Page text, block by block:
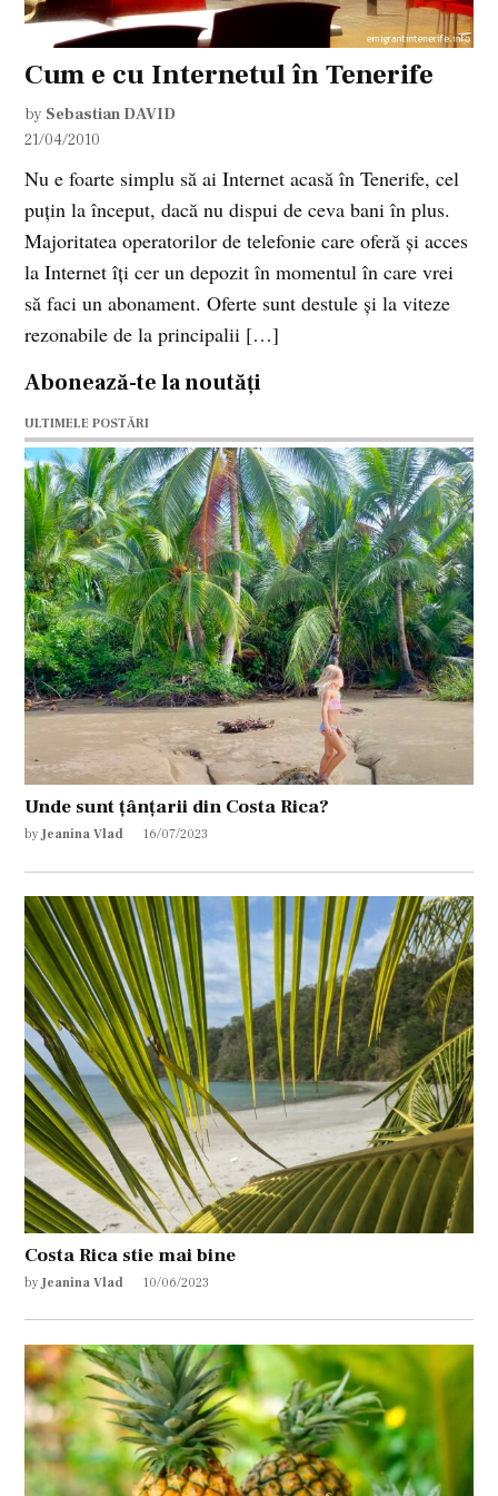
Cum e cu Internetul în Tenerife
by Sebastian DAVID
21/04/2010
Nu e foarte simplu să ai Internet acasă în Tenerife, cel
puţin la început, dacă nu dispui de ceva bani în plus.
Majoritatea operatorilor de telefonie care oferă şi acces
la Internet îţi cer un depozit în momentul în care vrei
să faci un abonament. Oferte sunt destule şi la viteze
rezonabile de la principalii […]
Abonează-te la noutăți
ULTIMELE POSTĂRI
Unde sunt țânțarii din Costa Rica?
by Jeanina Vlad 16/07/2023
Costa Rica stie mai bine
by Jeanina Vlad 10/06/2023